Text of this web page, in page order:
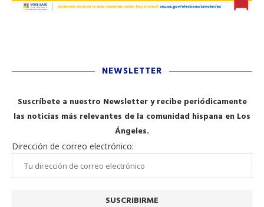
NEWSLETTER
Suscríbete a nuestro Newsletter y recibe periódicamente
las noticias más relevantes de la comunidad hispana en Los
Ángeles.
Dirección de correo electrónico: